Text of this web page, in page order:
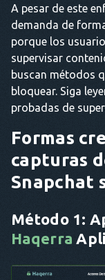
A pesar de este
demanda de
porque los
supervisar
buscan métodos
bloquear. Siga
probadas de
Formas
capturas
Snapchat
Método 1:
Haqerra